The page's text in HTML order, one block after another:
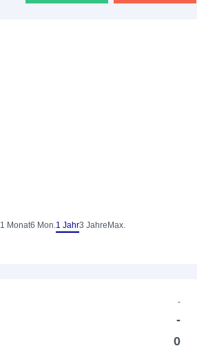
1 Monat6 Mon.1 Jahr3 Jahre Max.
-
-
0